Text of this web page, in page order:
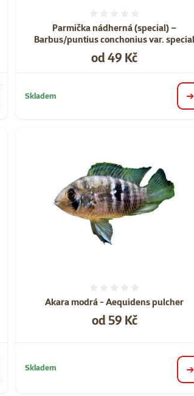
1
Parmička nádherná (special) –
Barbus/puntius conchonius var. special
Cena
od 49 Kč
Skladem
Akara modrá - Aequidens pulcher
Cena
od 59 Kč
Skladem